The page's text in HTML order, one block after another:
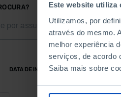
Este website utiliza
Utilizamos, por
através do mesmo.
melhor experiência
serviços, de acordo
Saiba mais sobre
DATA DE INÍCIO